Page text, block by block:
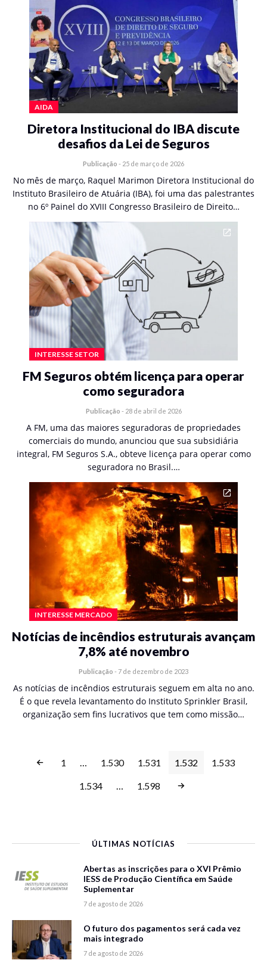
AIDA
Diretora Institucional do IBA discute
desafios da Lei de Seguros
Publicação - 25 de março de 2026
No mês de março, Raquel Marimon Diretora Institucional do
Instituto Brasileiro de Atuária (IBA), foi uma das palestrantes
no 6º Painel do XVIII Congresso Brasileiro de Direito…
INTERESSE SETOR
FM Seguros obtém licença para operar
como seguradora
Publicação - 28 de abril de 2026
A FM, uma das maiores seguradoras de propriedades
comerciais do mundo, anunciou que sua subsidiária
integral, FM Seguros S.A., obteve licença para operar como
seguradora no Brasil.…
INTERESSE MERCADO
Notícias de incêndios estruturais avançam
7,8% até novembro
Publicação - 7 de dezembro de 2023
As notícias de incêndios estruturais seguem em alta no ano.
É o que revela levantamento do Instituto Sprinkler Brasil,
organização sem fins lucrativos que tem como missão…
1 … 1.530 1.531 1.532 1.533
1.534 … 1.598
ÚLTIMAS NOTÍCIAS
Abertas as inscrições para o XVI Prêmio
IESS de Produção Científica em Saúde
Suplementar
7 de agosto de 2026
O futuro dos pagamentos será cada vez
mais integrado
7 de agosto de 2026